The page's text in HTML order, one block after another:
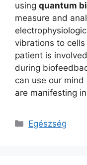
using quantum
measure and
vibrations to
patient is
during
can use our
are manifesting
Kategória
Egészség